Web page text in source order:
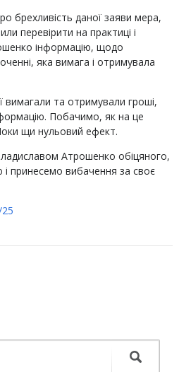
брехливість даної заяви мера,
перевірити на практиці і
інформацію, щодо
яка вимага і отримувала
вимагали та отримували гроші,
Побачимо, як на це
щи нульовий ефект.
Атрошенко обіцяного,
і принесемо вибачення за своє